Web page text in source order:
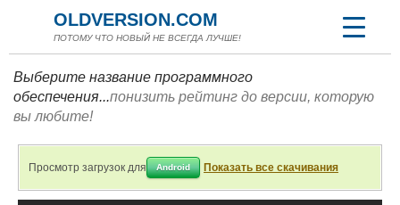
OLDVERSION.COM
ПОТОМУ ЧТО НОВЫЙ НЕ ВСЕГДА ЛУЧШЕ!
Выберите название программного
обеспечения...понизить рейтинг до версии, которую
вы любите!
Просмотр загрузок для Android Показать все скачивания